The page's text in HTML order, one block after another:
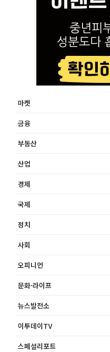
마켓
금융
부동산
산업
경제
국제
정치
사회
오피니언
문화·라이프
뉴스발전소
이투데이TV
스페셜리포트